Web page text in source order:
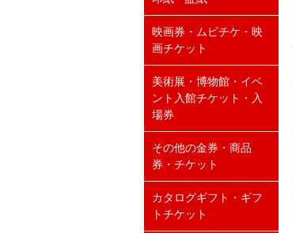
映画券・ムビチケ・映
画チケット
美術展・博物館・イベ
ント入館チケット・入
場券
その他の金券・商品
券・チケット
カタログギフト・ギフ
トチケット